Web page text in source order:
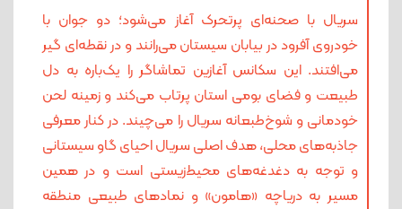
سریال با صحنه‌ای پرتحرک آغاز می‌شود؛ دو جوان با
خودروی آفرود در بیابان سیستان می‌رانند و در نقطه‌ای گیر
می‌افتند. این سکانس آغازین تماشاگر را یک‌باره به دل
طبیعت و فضای بومی استان پرتاب می‌کند و زمینه لحن
خودمانی و شوخ‌طبعانه سریال را می‌چیند. در کنار معرفی
جاذبه‌های محلی، هدف اصلی سریال احیای گاو سیستانی
و توجه به دغدغه‌های محیط‌زیستی است و در همین
مسیر به دریاچه «هامون» و نمادهای طبیعی منطقه